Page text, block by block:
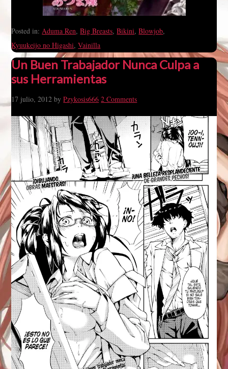
Posted in:Aduma Ren,Big Breasts,Bikini,Blowjob,
Kyuukeijo no Higashi,Vainilla
Un Buen Trabajador Nunca Culpa a
sus Herramientas
17 julio, 2012 byPzykosis666 2 Comments